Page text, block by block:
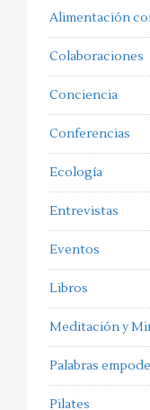
Alimentación
Colaboraciones
Conciencia
Conferencias
Ecología
Entrevistas
Eventos
Libros
Meditación y
Palabras
Pilates